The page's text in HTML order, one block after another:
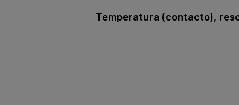
Temperatura (contacto),